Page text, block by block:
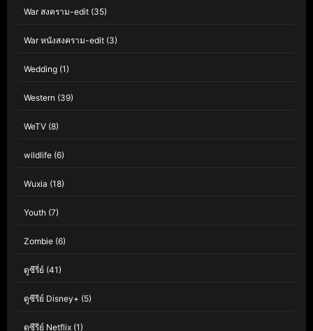
War สงคราม-edit (35)
War หนังสงคราม-edit (3)
Wedding (1)
Western (39)
WeTV (8)
wildlife (6)
Wuxia (18)
Youth (7)
Zombie (6)
ดูซีรี่ย์ (41)
ดูซีรีย์ Disney+ (5)
ดูซีรีย์ Netflix (1)